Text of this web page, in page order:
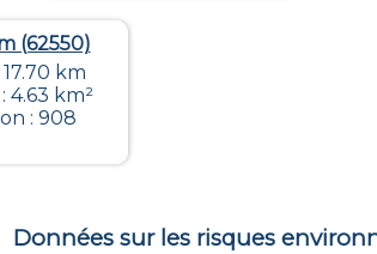
(62550)
km
4.63 km²
: 908
Données sur les risques